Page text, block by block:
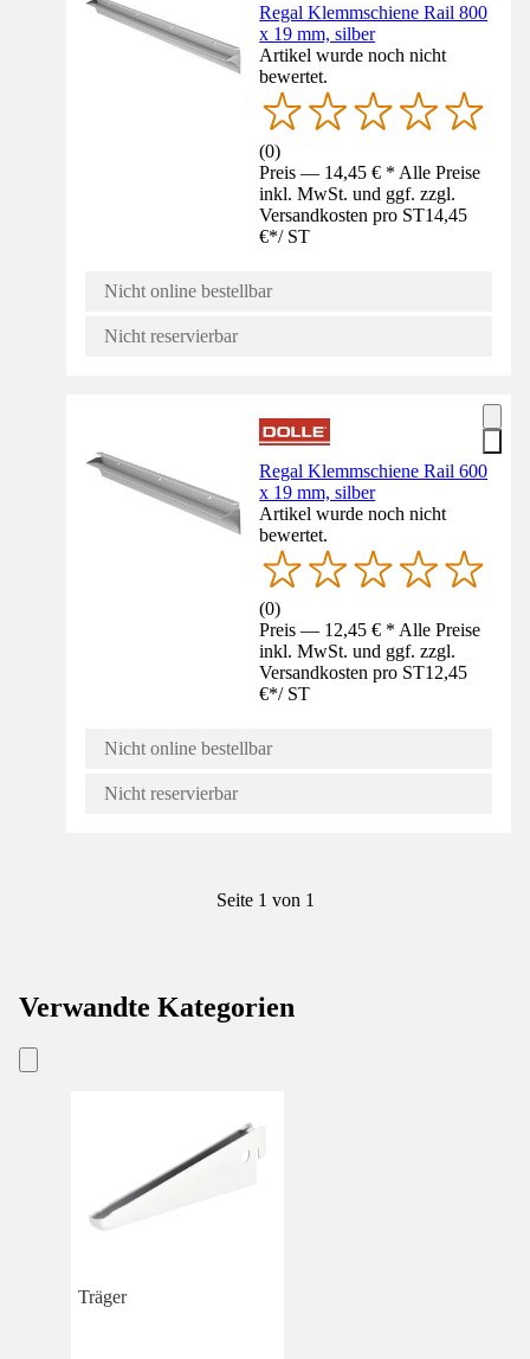
Regal Klemmschiene Rail 800
x 19 mm, silber
Artikel wurde noch nicht
bewertet.
(0)
Preis — 14,45 € * Alle Preise
inkl. MwSt. und ggf. zzgl.
Versandkosten pro ST14,45
€*/ ST
Nicht online bestellbar
Nicht reservierbar
Regal Klemmschiene Rail 600
x 19 mm, silber
Artikel wurde noch nicht
bewertet.
(0)
Preis — 12,45 € * Alle Preise
inkl. MwSt. und ggf. zzgl.
Versandkosten pro ST12,45
€*/ ST
Nicht online bestellbar
Nicht reservierbar
Seite 1 von 1
Verwandte Kategorien
Träger